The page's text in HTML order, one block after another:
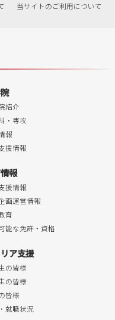
当サイトのご利用について
紹介
・専攻
報
援情報
報
援情報
画運営情報
育
能な免許・資格
ア支援
の皆様
の皆様
皆様
就職状況